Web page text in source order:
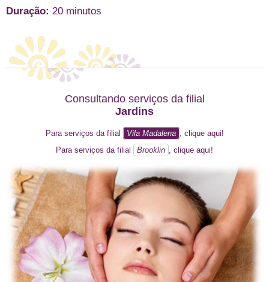
Duração: 20 minutos
Consultando serviços da filial
Jardins
Para serviços da filial Vila Madalena
, clique aqui!
Para serviços da filial
Brooklin , clique aqui!